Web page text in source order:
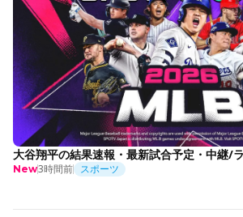
大谷翔平の結果速報・最新試合予定・中継/
New3時間前 スポーツ